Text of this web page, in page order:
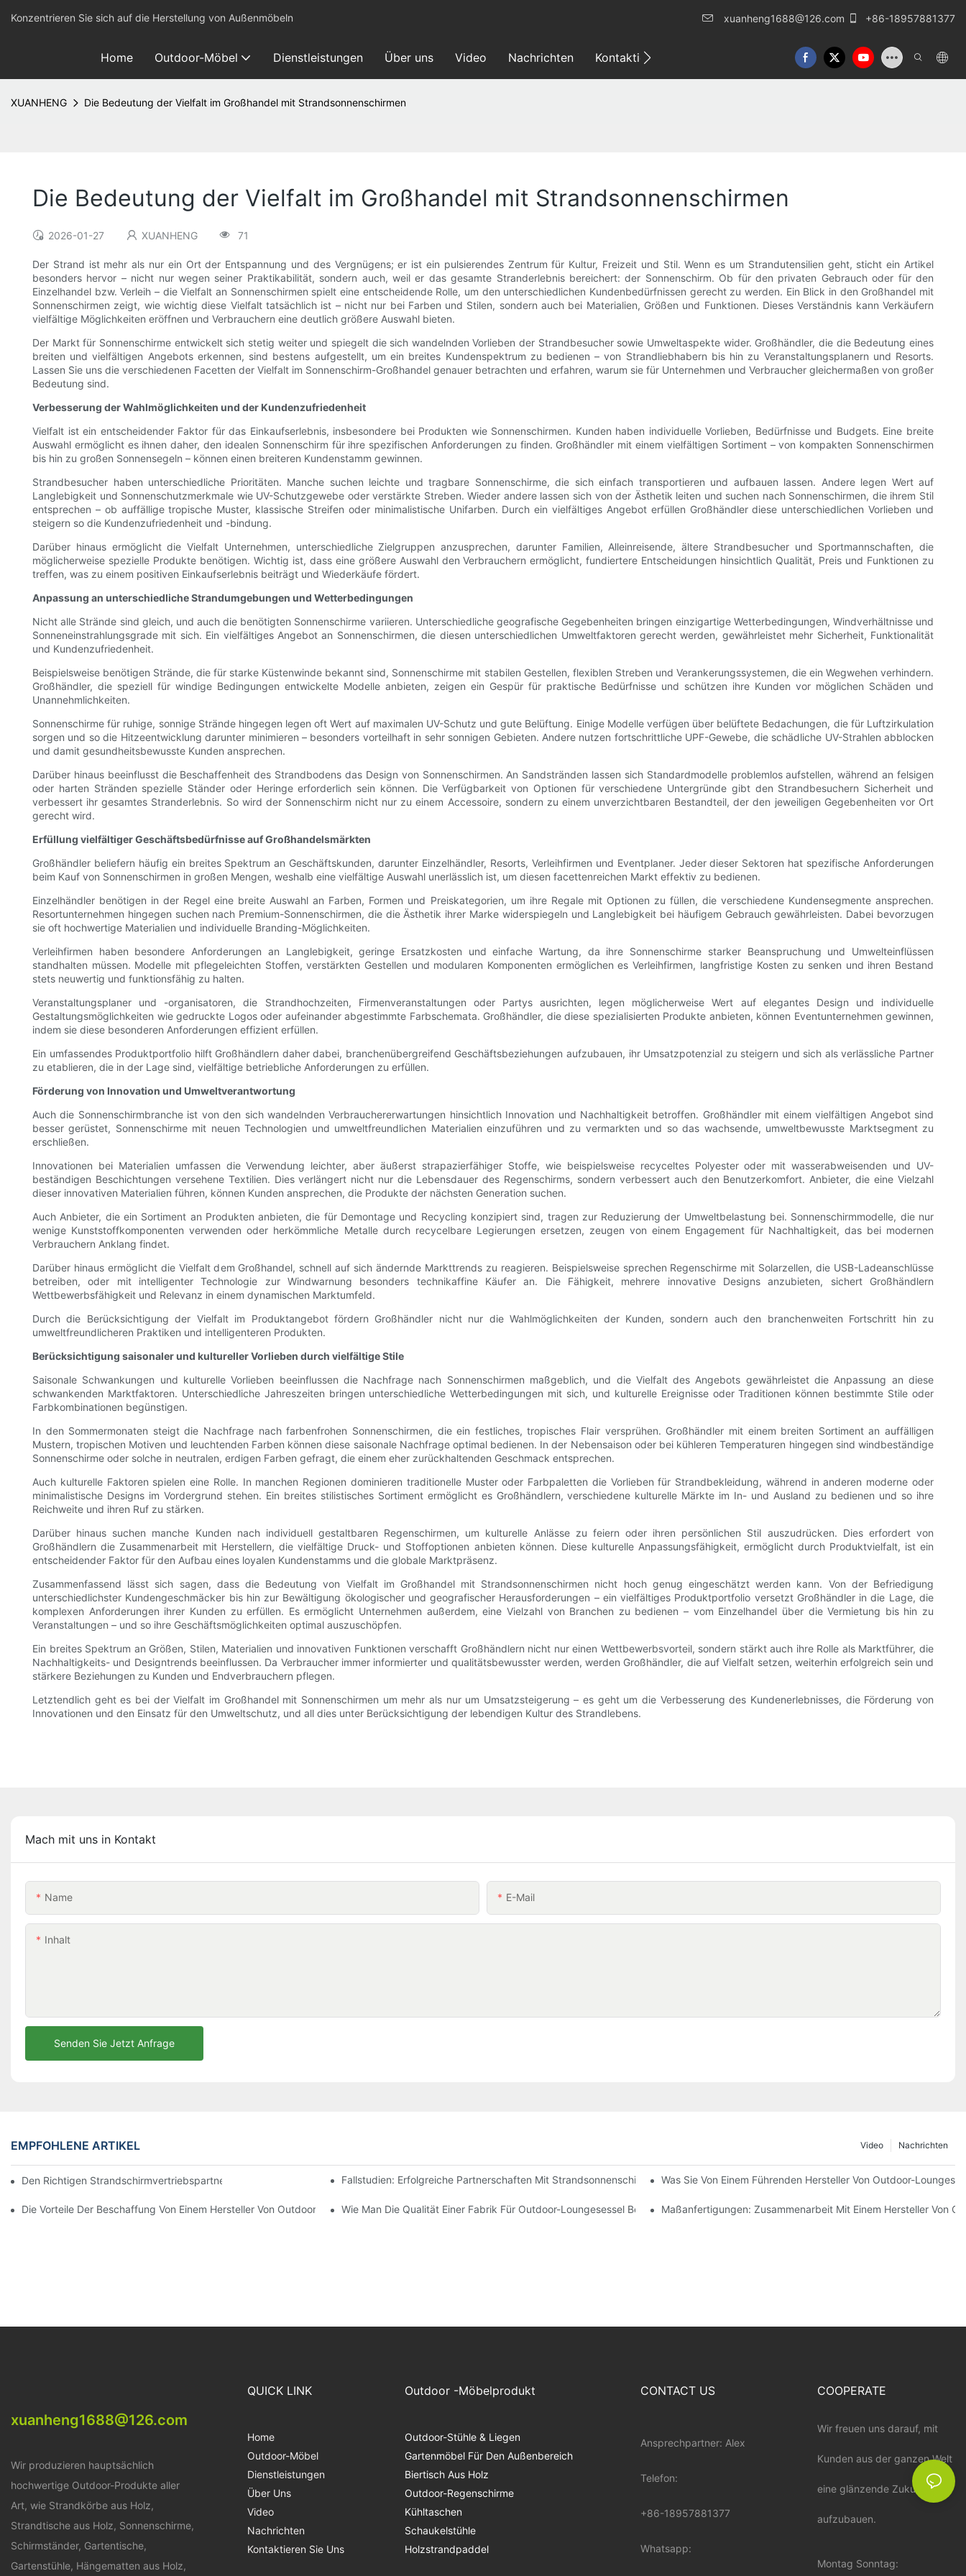
Konzentrieren Sie sich auf die Herstellung von Außenmöbeln xuanheng1688@126.com +86-18957881377
Home Outdoor-Möbel Dienstleistungen Über uns Video Nachrichten Kontaktieren Sie uns
XUANHENG Die Bedeutung der Vielfalt im Großhandel mit Strandsonnenschirmen
Die Bedeutung der Vielfalt im Großhandel mit Strandsonnenschirmen
2026-01-27 XUANHENG 71
Der Strand ist mehr als nur ein Ort der Entspannung und des Vergnügens; er ist ein pulsierendes Zentrum für Kultur, Freizeit und Stil. Wenn es um Strandutensilien geht, sticht ein Artikel
besonders hervor – nicht nur wegen seiner Praktikabilität, sondern auch, weil er das gesamte Stranderlebnis bereichert: der Sonnenschirm. Ob für den privaten Gebrauch oder für den
Einzelhandel bzw. Verleih – die Vielfalt an Sonnenschirmen spielt eine entscheidende Rolle, um den unterschiedlichen Kundenbedürfnissen gerecht zu werden. Ein Blick in den Großhandel mit
Sonnenschirmen zeigt, wie wichtig diese Vielfalt tatsächlich ist – nicht nur bei Farben und Stilen, sondern auch bei Materialien, Größen und Funktionen. Dieses Verständnis kann Verkäufern
vielfältige Möglichkeiten eröffnen und Verbrauchern eine deutlich größere Auswahl bieten.
Der Markt für Sonnenschirme entwickelt sich stetig weiter und spiegelt die sich wandelnden Vorlieben der Strandbesucher sowie Umweltaspekte wider. Großhändler, die die Bedeutung eines
breiten und vielfältigen Angebots erkennen, sind bestens aufgestellt, um ein breites Kundenspektrum zu bedienen – von Strandliebhabern bis hin zu Veranstaltungsplanern und Resorts.
Lassen Sie uns die verschiedenen Facetten der Vielfalt im Sonnenschirm-Großhandel genauer betrachten und erfahren, warum sie für Unternehmen und Verbraucher gleichermaßen von großer
Bedeutung sind.
Verbesserung der Wahlmöglichkeiten und der Kundenzufriedenheit
Vielfalt ist ein entscheidender Faktor für das Einkaufserlebnis, insbesondere bei Produkten wie Sonnenschirmen. Kunden haben individuelle Vorlieben, Bedürfnisse und Budgets. Eine breite
Auswahl ermöglicht es ihnen daher, den idealen Sonnenschirm für ihre spezifischen Anforderungen zu finden. Großhändler mit einem vielfältigen Sortiment – ​​von kompakten Sonnenschirmen
bis hin zu großen Sonnensegeln – können einen breiteren Kundenstamm gewinnen.
Strandbesucher haben unterschiedliche Prioritäten. Manche suchen leichte und tragbare Sonnenschirme, die sich einfach transportieren und aufbauen lassen. Andere legen Wert auf
Langlebigkeit und Sonnenschutzmerkmale wie UV-Schutzgewebe oder verstärkte Streben. Wieder andere lassen sich von der Ästhetik leiten und suchen nach Sonnenschirmen, die ihrem Stil
entsprechen – ob auffällige tropische Muster, klassische Streifen oder minimalistische Unifarben. Durch ein vielfältiges Angebot erfüllen Großhändler diese unterschiedlichen Vorlieben und
steigern so die Kundenzufriedenheit und -bindung.
Darüber hinaus ermöglicht die Vielfalt Unternehmen, unterschiedliche Zielgruppen anzusprechen, darunter Familien, Alleinreisende, ältere Strandbesucher und Sportmannschaften, die
möglicherweise spezielle Produkte benötigen. Wichtig ist, dass eine größere Auswahl den Verbrauchern ermöglicht, fundiertere Entscheidungen hinsichtlich Qualität, Preis und Funktionen zu
treffen, was zu einem positiven Einkaufserlebnis beiträgt und Wiederkäufe fördert.
Anpassung an unterschiedliche Strandumgebungen und Wetterbedingungen
Nicht alle Strände sind gleich, und auch die benötigten Sonnenschirme variieren. Unterschiedliche geografische Gegebenheiten bringen einzigartige Wetterbedingungen, Windverhältnisse und
Sonneneinstrahlungsgrade mit sich. Ein vielfältiges Angebot an Sonnenschirmen, die diesen unterschiedlichen Umweltfaktoren gerecht werden, gewährleistet mehr Sicherheit, Funktionalität
und Kundenzufriedenheit.
Beispielsweise benötigen Strände, die für starke Küstenwinde bekannt sind, Sonnenschirme mit stabilen Gestellen, flexiblen Streben und Verankerungssystemen, die ein Wegwehen verhindern.
Großhändler, die speziell für windige Bedingungen entwickelte Modelle anbieten, zeigen ein Gespür für praktische Bedürfnisse und schützen ihre Kunden vor möglichen Schäden und
Unannehmlichkeiten.
Sonnenschirme für ruhige, sonnige Strände hingegen legen oft Wert auf maximalen UV-Schutz und gute Belüftung. Einige Modelle verfügen über belüftete Bedachungen, die für Luftzirkulation
sorgen und so die Hitzeentwicklung darunter minimieren – besonders vorteilhaft in sehr sonnigen Gebieten. Andere nutzen fortschrittliche UPF-Gewebe, die schädliche UV-Strahlen abblocken
und damit gesundheitsbewusste Kunden ansprechen.
Darüber hinaus beeinflusst die Beschaffenheit des Strandbodens das Design von Sonnenschirmen. An Sandstränden lassen sich Standardmodelle problemlos aufstellen, während an felsigen
oder harten Stränden spezielle Ständer oder Heringe erforderlich sein können. Die Verfügbarkeit von Optionen für verschiedene Untergründe gibt den Strandbesuchern Sicherheit und
verbessert ihr gesamtes Stranderlebnis. So wird der Sonnenschirm nicht nur zu einem Accessoire, sondern zu einem unverzichtbaren Bestandteil, der den jeweiligen Gegebenheiten vor Ort
gerecht wird.
Erfüllung vielfältiger Geschäftsbedürfnisse auf Großhandelsmärkten
Großhändler beliefern häufig ein breites Spektrum an Geschäftskunden, darunter Einzelhändler, Resorts, Verleihfirmen und Eventplaner. Jeder dieser Sektoren hat spezifische Anforderungen
beim Kauf von Sonnenschirmen in großen Mengen, weshalb eine vielfältige Auswahl unerlässlich ist, um diesen facettenreichen Markt effektiv zu bedienen.
Einzelhändler benötigen in der Regel eine breite Auswahl an Farben, Formen und Preiskategorien, um ihre Regale mit Optionen zu füllen, die verschiedene Kundensegmente ansprechen.
Resortunternehmen hingegen suchen nach Premium-Sonnenschirmen, die die Ästhetik ihrer Marke widerspiegeln und Langlebigkeit bei häufigem Gebrauch gewährleisten. Dabei bevorzugen
sie oft hochwertige Materialien und individuelle Branding-Möglichkeiten.
Verleihfirmen haben besondere Anforderungen an Langlebigkeit, geringe Ersatzkosten und einfache Wartung, da ihre Sonnenschirme starker Beanspruchung und Umwelteinflüssen
standhalten müssen. Modelle mit pflegeleichten Stoffen, verstärkten Gestellen und modularen Komponenten ermöglichen es Verleihfirmen, langfristige Kosten zu senken und ihren Bestand
stets neuwertig und funktionsfähig zu halten.
Veranstaltungsplaner und -organisatoren, die Strandhochzeiten, Firmenveranstaltungen oder Partys ausrichten, legen möglicherweise Wert auf elegantes Design und individuelle
Gestaltungsmöglichkeiten wie gedruckte Logos oder aufeinander abgestimmte Farbschemata. Großhändler, die diese spezialisierten Produkte anbieten, können Eventunternehmen gewinnen,
indem sie diese besonderen Anforderungen effizient erfüllen.
Ein umfassendes Produktportfolio hilft Großhändlern daher dabei, branchenübergreifend Geschäftsbeziehungen aufzubauen, ihr Umsatzpotenzial zu steigern und sich als verlässliche Partner
zu etablieren, die in der Lage sind, vielfältige betriebliche Anforderungen zu erfüllen.
Förderung von Innovation und Umweltverantwortung
Auch die Sonnenschirmbranche ist von den sich wandelnden Verbrauchererwartungen hinsichtlich Innovation und Nachhaltigkeit betroffen. Großhändler mit einem vielfältigen Angebot sind
besser gerüstet, Sonnenschirme mit neuen Technologien und umweltfreundlichen Materialien einzuführen und zu vermarkten und so das wachsende, umweltbewusste Marktsegment zu
erschließen.
Innovationen bei Materialien umfassen die Verwendung leichter, aber äußerst strapazierfähiger Stoffe, wie beispielsweise recyceltes Polyester oder mit wasserabweisenden und UV-
beständigen Beschichtungen versehene Textilien. Dies verlängert nicht nur die Lebensdauer des Regenschirms, sondern verbessert auch den Benutzerkomfort. Anbieter, die eine Vielzahl
dieser innovativen Materialien führen, können Kunden ansprechen, die Produkte der nächsten Generation suchen.
Auch Anbieter, die ein Sortiment an Produkten anbieten, die für Demontage und Recycling konzipiert sind, tragen zur Reduzierung der Umweltbelastung bei. Sonnenschirmmodelle, die nur
wenige Kunststoffkomponenten verwenden oder herkömmliche Metalle durch recycelbare Legierungen ersetzen, zeugen von einem Engagement für Nachhaltigkeit, das bei modernen
Verbrauchern Anklang findet.
Darüber hinaus ermöglicht die Vielfalt dem Großhandel, schnell auf sich ändernde Markttrends zu reagieren. Beispielsweise sprechen Regenschirme mit Solarzellen, die USB-Ladeanschlüsse
betreiben, oder mit intelligenter Technologie zur Windwarnung besonders technikaffine Käufer an. Die Fähigkeit, mehrere innovative Designs anzubieten, sichert Großhändlern
Wettbewerbsfähigkeit und Relevanz in einem dynamischen Marktumfeld.
Durch die Berücksichtigung der Vielfalt im Produktangebot fördern Großhändler nicht nur die Wahlmöglichkeiten der Kunden, sondern auch den branchenweiten Fortschritt hin zu
umweltfreundlicheren Praktiken und intelligenteren Produkten.
Berücksichtigung saisonaler und kultureller Vorlieben durch vielfältige Stile
Saisonale Schwankungen und kulturelle Vorlieben beeinflussen die Nachfrage nach Sonnenschirmen maßgeblich, und die Vielfalt des Angebots gewährleistet die Anpassung an diese
schwankenden Marktfaktoren. Unterschiedliche Jahreszeiten bringen unterschiedliche Wetterbedingungen mit sich, und kulturelle Ereignisse oder Traditionen können bestimmte Stile oder
Farbkombinationen begünstigen.
In den Sommermonaten steigt die Nachfrage nach farbenfrohen Sonnenschirmen, die ein festliches, tropisches Flair versprühen. Großhändler mit einem breiten Sortiment an auffälligen
Mustern, tropischen Motiven und leuchtenden Farben können diese saisonale Nachfrage optimal bedienen. In der Nebensaison oder bei kühleren Temperaturen hingegen sind windbeständige
Sonnenschirme oder solche in neutralen, erdigen Farben gefragt, die einem eher zurückhaltenden Geschmack entsprechen.
Auch kulturelle Faktoren spielen eine Rolle. In manchen Regionen dominieren traditionelle Muster oder Farbpaletten die Vorlieben für Strandbekleidung, während in anderen moderne oder
minimalistische Designs im Vordergrund stehen. Ein breites stilistisches Sortiment ermöglicht es Großhändlern, verschiedene kulturelle Märkte im In- und Ausland zu bedienen und so ihre
Reichweite und ihren Ruf zu stärken.
Darüber hinaus suchen manche Kunden nach individuell gestaltbaren Regenschirmen, um kulturelle Anlässe zu feiern oder ihren persönlichen Stil auszudrücken. Dies erfordert von
Großhändlern die Zusammenarbeit mit Herstellern, die vielfältige Druck- und Stoffoptionen anbieten können. Diese kulturelle Anpassungsfähigkeit, ermöglicht durch Produktvielfalt, ist ein
entscheidender Faktor für den Aufbau eines loyalen Kundenstamms und die globale Marktpräsenz.
Zusammenfassend lässt sich sagen, dass die Bedeutung von Vielfalt im Großhandel mit Strandsonnenschirmen nicht hoch genug eingeschätzt werden kann. Von der Befriedigung
unterschiedlichster Kundengeschmäcker bis hin zur Bewältigung ökologischer und geografischer Herausforderungen – ein vielfältiges Produktportfolio versetzt Großhändler in die Lage, die
komplexen Anforderungen ihrer Kunden zu erfüllen. Es ermöglicht Unternehmen außerdem, eine Vielzahl von Branchen zu bedienen – vom Einzelhandel über die Vermietung bis hin zu
Veranstaltungen – und so ihre Geschäftsmöglichkeiten optimal auszuschöpfen.
Ein breites Spektrum an Größen, Stilen, Materialien und innovativen Funktionen verschafft Großhändlern nicht nur einen Wettbewerbsvorteil, sondern stärkt auch ihre Rolle als Marktführer, die
Nachhaltigkeits- und Designtrends beeinflussen. Da Verbraucher immer informierter und qualitätsbewusster werden, werden Großhändler, die auf Vielfalt setzen, weiterhin erfolgreich sein und
stärkere Beziehungen zu Kunden und Endverbrauchern pflegen.
Letztendlich geht es bei der Vielfalt im Großhandel mit Sonnenschirmen um mehr als nur um Umsatzsteigerung – es geht um die Verbesserung des Kundenerlebnisses, die Förderung von
Innovationen und den Einsatz für den Umweltschutz, und all dies unter Berücksichtigung der lebendigen Kultur des Strandlebens.
Mach mit uns in Kontakt
Name E-Mail
Inhalt
Senden Sie Jetzt Anfrage
EMPFOHLENE ARTIKEL Nachrichten
Video
Den Richtigen Strandschirmvertriebspartner Für Ihre Geschäftlichen Bedürfnisse FindenFallstudien: Erfolgreiche Partnerschaften Mit StrandsonnenschirmvertreibernWas Sie Von Einem Führenden Hersteller Von Outdoor-
Die Vorteile Der Beschaffung Von Einem Hersteller Von Outdoor-Lounge-StühlenWie Man Die Qualität Einer Fabrik Für Outdoor-Loungesessel BeurteiltMaßanfertigungen: Zusammenarbeit Mit Einem Hersteller Von
xuanheng1688@126.com
Wir produzieren hauptsächlich
hochwertige Outdoor-Produkte aller
Art, wie Strandkörbe aus Holz,
Strandtische aus Holz, Sonnenschirme,
Schirmständer, Gartentische,
Gartenstühle, Hängematten aus Holz,
QUICK LINK
Home
Outdoor-Möbel
Dienstleistungen
Über Uns
Video
Nachrichten
Kontaktieren Sie Uns
Outdoor -Möbelprodukt
Outdoor-Stühle & Liegen
Gartenmöbel Für Den Außenbereich
Biertisch Aus Holz
Outdoor-Regenschirme
Kühltaschen
Schaukelstühle
Holzstrandpaddel
CONTACT US
Ansprechpartner: Alex
Telefon:
+86-18957881377
Whatsapp:
COOPERATE
Wir freuen uns darauf, mit
Kunden aus der ganzen Welt
eine glänzende Zukunft
aufzubauen.
Montag Sonntag: